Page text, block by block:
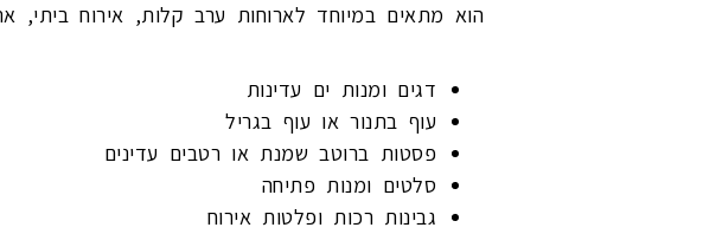
הוא מתאים במיוחד לארוחות ערב קלות, אירוח ביתי,
דגים ומנות ים עדינות
עוף בתנור או עוף בגריל
פסטות ברוטב שמנת או רטבים עדינים
סלטים ומנות פתיחה
גבינות רכות ופלטות אירוח